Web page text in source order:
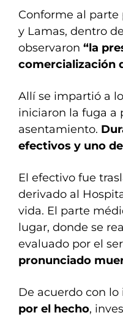
Conforme al parte
y Lamas, dentro
observaron “la
comercialización
Allí se impartió a
iniciaron la fuga a
asentamiento.
efectivos y uno
El efectivo fue
derivado al
vida. El parte
lugar, donde se
evaluado por el
pronunciado
De acuerdo con
por el hecho,